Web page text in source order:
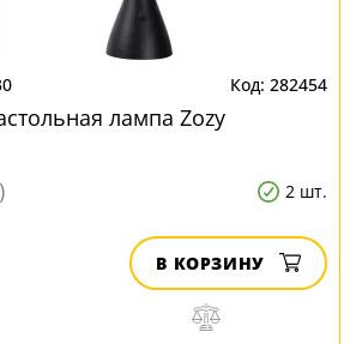
282454
лампа Zozy
2 шт.
В КОРЗИНУ